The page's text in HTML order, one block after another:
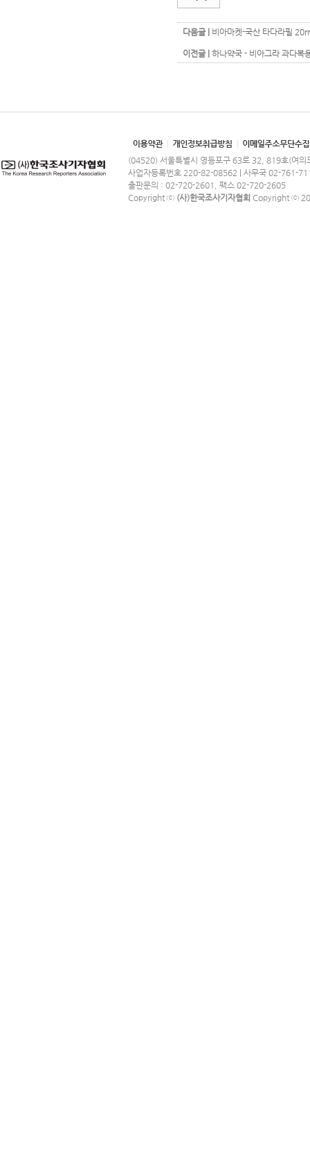
다음글 | 비아마켓-국산 타다라필
이전글 | 하나약국 - 비아그라 과다복
(04520) 서울특별시 영등포구 63로 32, 819호(여의
사업자등록번호 220-82-08562 | 사무국 02-761-
출판문의 : 02-720-2601, 팩스 02-720-2605
Copyright ⓒ (사)한국조사기자협회 Copyright ⓒ